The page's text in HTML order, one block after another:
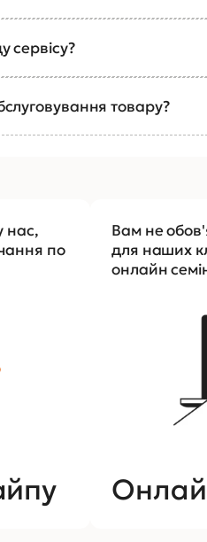
сервісу?
товару?
нас,
по
Вам не
для наших
онлайн